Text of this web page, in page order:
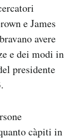
e James
avere
e dei modi in
presidente
càpiti in